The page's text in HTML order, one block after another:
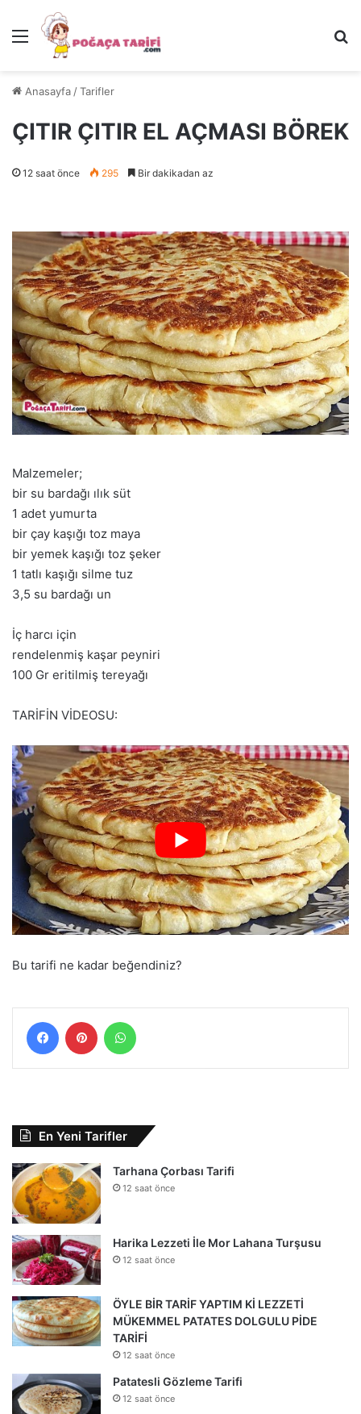
Menü
Anasayfa /Tarifler
ÇITIR ÇITIR EL AÇMASI BÖREK
12 saat önce 295 Bir dakikadan az
Malzemeler;
bir su bardağı ılık süt
1 adet yumurta
bir çay kaşığı toz maya
bir yemek kaşığı toz şeker
1 tatlı kaşığı silme tuz
3,5 su bardağı un
İç harcı için
rendelenmiş kaşar peyniri
100 Gr eritilmiş tereyağı
TARİFİN VİDEOSU:
Bu tarifi ne kadar beğendiniz?
FacebookPinterest
En Yeni Tarifler
Tarhana Çorbası Tarifi
12 saat önce
Harika Lezzeti İle Mor Lahana Turşusu
12 saat önce
ÖYLE BİR TARİF YAPTIM Kİ LEZZETİ
MÜKEMMEL PATATES DOLGULU PİDE
TARİFİ
12 saat önce
Patatesli Gözleme Tarifi
12 saat önce